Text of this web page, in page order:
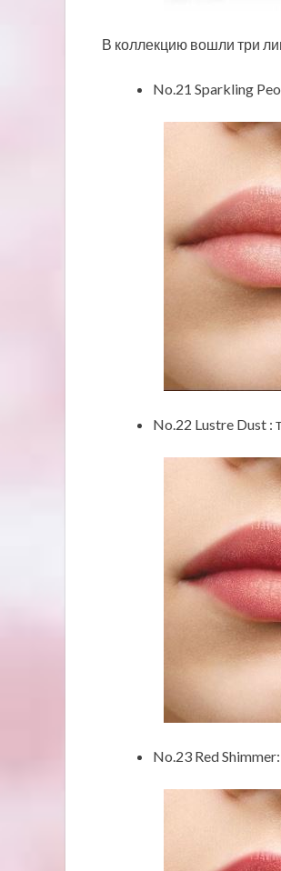
В коллекцию вошли три
No.21 Sparkling
No.22 Lustre Dust
No.23 Red